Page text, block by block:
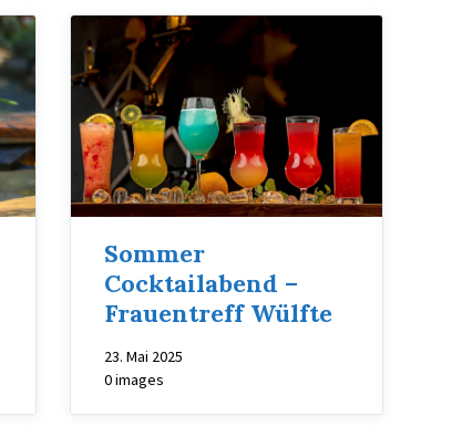
Sommer
Cocktailabend –
Frauentreff Wülfte
23. Mai 2025
0 images